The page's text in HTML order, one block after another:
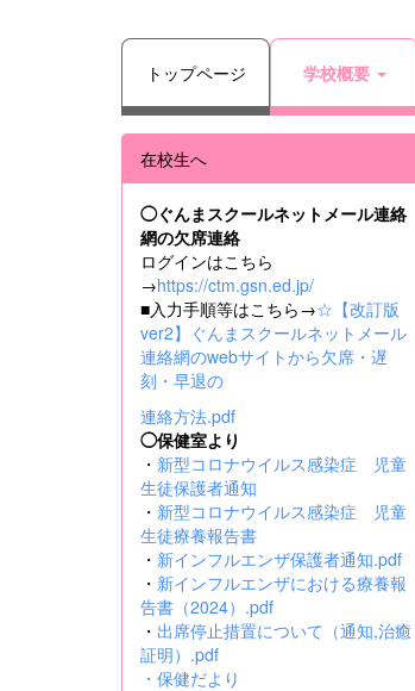
トップページ 学校概要
在校生へ
◯ぐんまスクールネットメール連絡
網の欠席連絡
ログインはこちら
→https://ctm.gsn.ed.jp/
■入力手順等はこちら→☆【改訂版
ver2】ぐんまスクールネットメール
連絡網のwebサイトから欠席・遅
刻・早退の
連絡方法.pdf
◯保健室より
・ 新型コロナウイルス感染症 児童
生徒保護者通知
・ 新型コロナウイルス感染症 児童
生徒療養報告書
・ 新インフルエンザ保護者通知.pdf
・ 新インフルエンザにおける療養報
告書（2024）.pdf
・ 出席停止措置について（通知,治癒
証明）.pdf
・ 保健だより